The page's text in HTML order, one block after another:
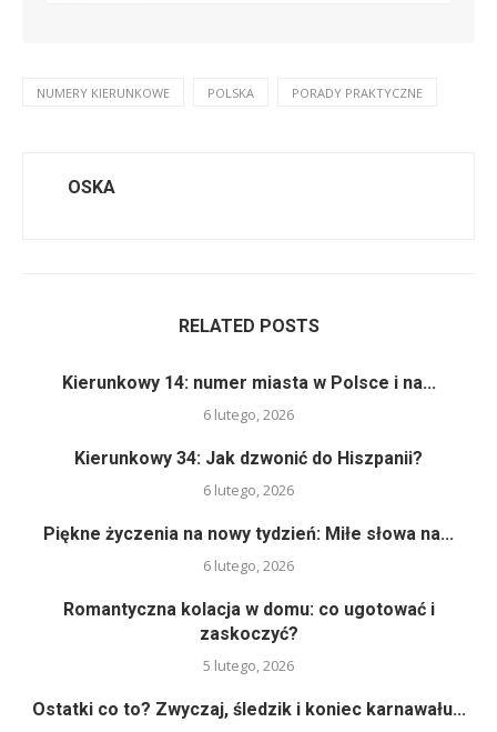
NUMERY KIERUNKOWE POLSKA PORADY PRAKTYCZNE
OSKA
RELATED POSTS
Kierunkowy 14: numer miasta w Polsce i na...
6 lutego, 2026
Kierunkowy 34: Jak dzwonić do Hiszpanii?
6 lutego, 2026
Piękne życzenia na nowy tydzień: Miłe słowa na...
6 lutego, 2026
Romantyczna kolacja w domu: co ugotować i
zaskoczyć?
5 lutego, 2026
Ostatki co to? Zwyczaj, śledzik i koniec karnawału...